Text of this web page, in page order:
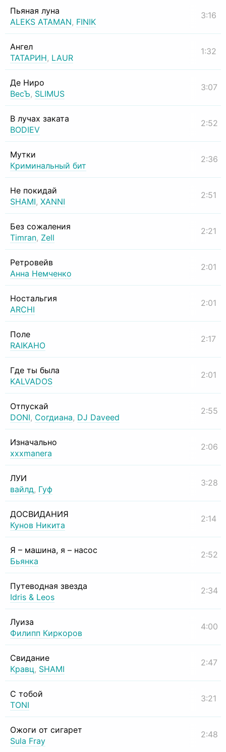
Пьяная луна
ALEKS ATAMAN, FINIK
3:16
Ангел
ТАТАРИН, LAUR
1:32
Де Ниро
ВесЪ, SLIMUS
3:07
В лучах заката
BODIEV
2:52
Мутки
Криминальный бит
2:36
Не покидай
SHAMI, XANNI
2:51
Без сожаления
Timran, Zell
2:21
Ретровейв
Анна Немченко
2:01
Ностальгия
ARCHI
2:01
Поле
RAIKAHO
2:17
Где ты была
KALVADOS
2:01
Отпускай
DONI, Согдиана, DJ Daveed
2:55
Изначально
xxxmanera
2:06
ЛУИ
вайлд, Гуф
3:28
ДОСВИДАНИЯ
Кунов Никита
2:14
Я – машина, я – насос
Бьянка
2:52
Путеводная звезда
Idris & Leos
2:34
Луиза
Филипп Киркоров
4:00
Свидание
Кравц, SHAMI
2:47
С тобой
TONI
3:21
Ожоги от сигарет
Sula Fray
2:48